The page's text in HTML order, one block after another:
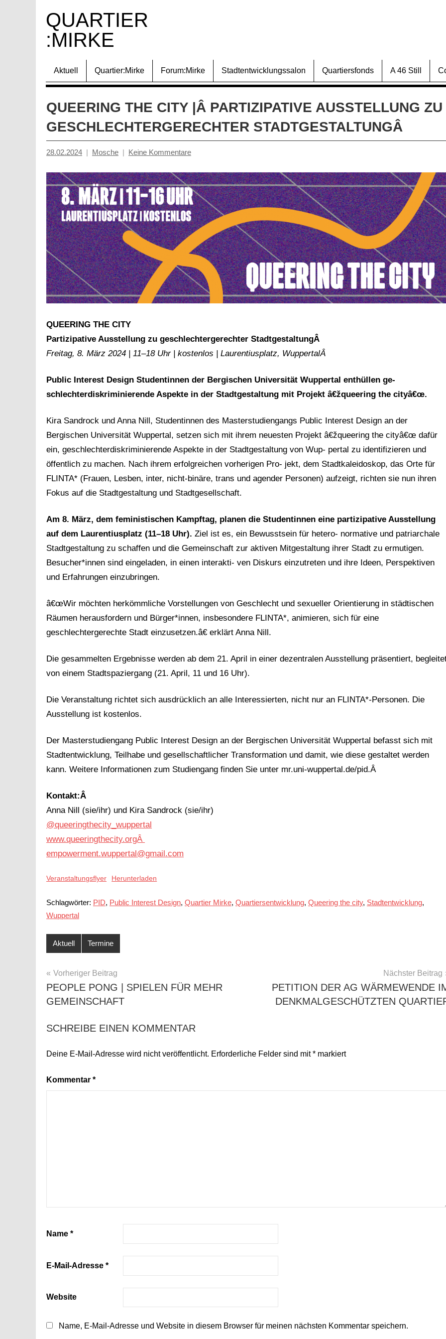
Inhalt
springen
QUARTIER
:MIRKE
Aktuell Quartier:Mirke Forum:Mirke Stadtentwicklungssalon Quartiersfonds A 46 Still
QUEERING THE CITY |Â PARTIZIPATIVE AUSSTELLUNG ZU
GESCHLECHTERGERECHTER STADTGESTALTUNGÂ
28.02.2024 Mosche Keine Kommentare
QUEERING THE CITY
Partizipative Ausstellung zu geschlechtergerechter StadtgestaltungÂ
Freitag, 8. März 2024 | 11–18 Uhr | kostenlos | Laurentiusplatz, WuppertalÂ
Public Interest Design Studentinnen der Bergischen Universität Wuppertal enthüllen ge-
schlechterdiskriminierende Aspekte in der Stadtgestaltung mit Projekt â€žqueering the cityâ€œ.
Kira Sandrock und Anna Nill, Studentinnen des Masterstudiengangs Public Interest Design an der
Bergischen Universität Wuppertal, setzen sich mit ihrem neuesten Projekt â€žqueering the cityâ€œ dafür
ein, geschlechterdiskriminierende Aspekte in der Stadtgestaltung von Wup- pertal zu identifizieren und
öffentlich zu machen. Nach ihrem erfolgreichen vorherigen Pro- jekt, dem Stadtkaleidoskop, das Orte für
FLINTA* (Frauen, Lesben, inter, nicht-binäre, trans und agender Personen) aufzeigt, richten sie nun ihren
Fokus auf die Stadtgestaltung und Stadtgesellschaft.
Am 8. März, dem feministischen Kampftag, planen die Studentinnen eine partizipative Ausstellung
auf dem Laurentiusplatz (11–18 Uhr). Ziel ist es, ein Bewusstsein für hetero- normative und patriarchale
Stadtgestaltung zu schaffen und die Gemeinschaft zur aktiven Mitgestaltung ihrer Stadt zu ermutigen.
Besucher*innen sind eingeladen, in einen interakti- ven Diskurs einzutreten und ihre Ideen, Perspektiven
und Erfahrungen einzubringen.
â€œWir möchten herkömmliche Vorstellungen von Geschlecht und sexueller Orientierung in städtischen
Räumen herausfordern und Bürger*innen, insbesondere FLINTA*, animieren, sich für eine
geschlechtergerechte Stadt einzusetzen.â€ erklärt Anna Nill.
Die gesammelten Ergebnisse werden ab dem 21. April in einer dezentralen Ausstellung präsentiert,
von einem Stadtspaziergang (21. April, 11 und 16 Uhr).
Die Veranstaltung richtet sich ausdrücklich an alle Interessierten, nicht nur an FLINTA*-Personen. Die
Ausstellung ist kostenlos.
Der Masterstudiengang Public Interest Design an der Bergischen Universität Wuppertal befasst sich mit
Stadtentwicklung, Teilhabe und gesellschaftlicher Transformation und damit, wie diese gestaltet werden
kann. Weitere Informationen zum Studiengang finden Sie unter mr.uni-wuppertal.de/pid.Â
Kontakt:Â
Anna Nill (sie/ihr) und Kira Sandrock (sie/ihr)
@queeringthecity_wuppertal
www.queeringthecity.orgÂ
empowerment.wuppertal@gmail.com
Veranstaltungsflyer Herunterladen
Schlagwörter: PID, Public Interest Design, Quartier Mirke, Quartiersentwicklung, Queering the city, Stadtentwicklung,
Wuppertal
Aktuell Termine
BEITRAGSNAVIGATION
Vorheriger Beitrag
PEOPLE PONG | SPIELEN FÜR MEHR
GEMEINSCHAFT
Nächster Beitrag
PETITION DER AG WÄRMEWENDE
DENKMALGESCHÜTZTEN
SCHREIBE EINEN KOMMENTAR
Deine E-Mail-Adresse wird nicht veröffentlicht. Erforderliche Felder sind mit* markiert
Kommentar *
Name *
E-Mail-Adresse *
Website
Name, E-Mail-Adresse und Website in diesem Browser für meinen nächsten Kommentar speichern.